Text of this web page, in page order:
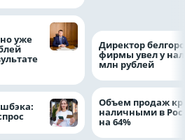
уже Директор
фирмы увел у
млн рублей
Объем продаж
наличными в
на 64%